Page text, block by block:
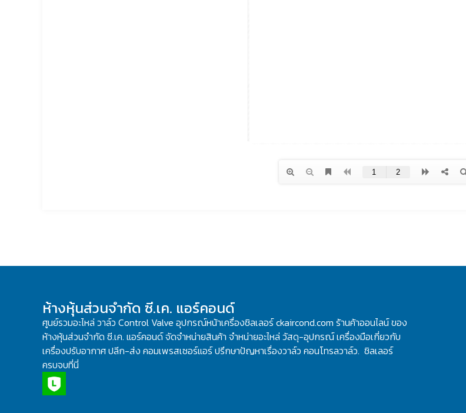
ห้างหุ้นส่วนจำกัด ซี.เค. แอร์คอนด์
ศูนย์รวมอะไหล่ วาล์ว Control Valve อุปกรณ์หน้าเครื่องชิลเลอร์ ckaircond.com ร้านค้าออนไลน์ ของ
ห้างหุ้นส่วนจำกัด ซี.เค. แอร์คอนด์ จัดจำหน่ายสินค้า จำหน่ายอะไหล่ วัสดุ-อุปกรณ์ เครื่องมือเกี่ยวกับ
เครื่องปรับอากาศ ปลีก-ส่ง คอมเพรสเซอร์แอร์ ปรึกษาปัญหาเรื่องวาล์ว คอนโทรลวาล์ว. ชิลเลอร์
ครบจบที่นี่